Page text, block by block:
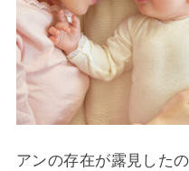
アンの存在が露見した